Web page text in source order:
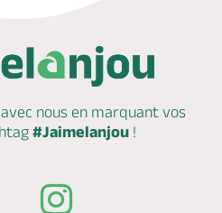
nous en marquantvos
#Jaimelanjou !